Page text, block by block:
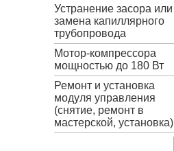
Устранение засора или
замена капиллярного
трубопровода
Мотор-компрессора
мощностью до 180 Вт
Ремонт и установка
модуля управления
(снятие, ремонт в
мастерской, установка)